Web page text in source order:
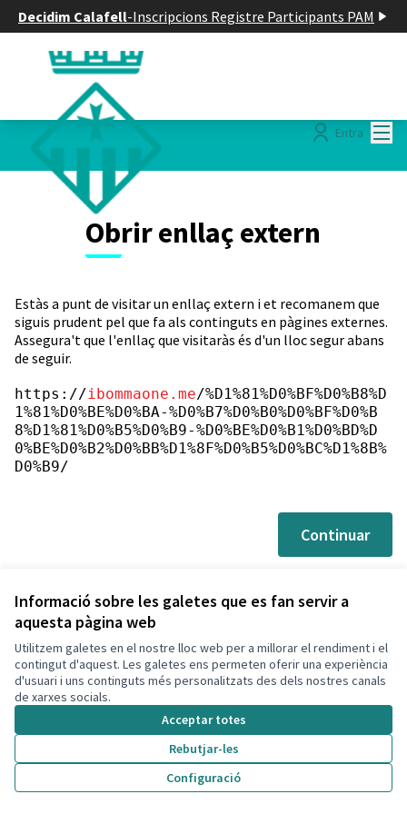
Informació sobre les galetes que es fan servir a
aquesta pàgina web
Utilitzem galetes en el nostre lloc web per a millorar el rendiment i el
contingut d'aquest. Les galetes ens permeten oferir una experiència
d'usuari i uns continguts més personalitzats des dels nostres canals
de xarxes socials.
Acceptar totes
Rebutjar-les
Configuració
Decidim Calafell-Inscripcions Registre Participants PAM
Entra
Obrir enllaç extern
Estàs a punt de visitar un enllaç extern i et recomanem que
siguis prudent pel que fa als continguts en pàgines externes.
Assegura't que l'enllaç que visitaràs és d'un lloc segur abans
de seguir.
https://ibommaone.me/%D1%81%D0%BF%D0%B8%D
1%81%D0%BE%D0%BA-%D0%B7%D0%B0%D0%BF%D0%B
8%D1%81%D0%B5%D0%B9-%D0%BE%D0%B1%D0%BD%D
0%BE%D0%B2%D0%BB%D1%8F%D0%B5%D0%BC%D1%8B%
D0%B9/
Continuar
Termes i condicions d'ús
Configuració de les galetes
Decidim Calafell a X
(Enllaç extern)
Decidim Calafell a Facebook
Decidim Calafell a YouTube
Decidim Calafell a GitHub
(Enllaç extern)
Web creada ambprogramari lliure .
Amb
(Enllaç